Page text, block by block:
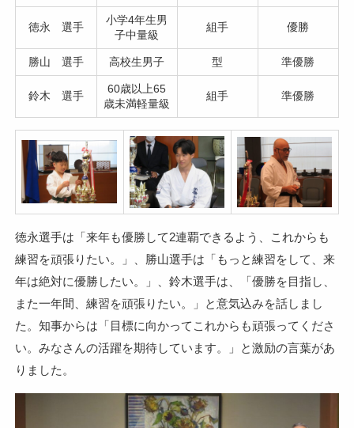
徳永 選手
小学4年生男
子中量級
組手 優勝
勝山 選手 高校生男子 型 準優勝
鈴木 選手
60歳以上65
歳未満軽量級
組手 準優勝
徳永選手は「来年も優勝して2連覇できるよう、これからも
練習を頑張りたい。」、勝山選手は「もっと練習をして、来
年は絶対に優勝したい。」、鈴木選手は、「優勝を目指し、
また一年間、練習を頑張りたい。」と意気込みを話しまし
た。知事からは「目標に向かってこれからも頑張ってくださ
い。みなさんの活躍を期待しています。」と激励の言葉があ
りました。